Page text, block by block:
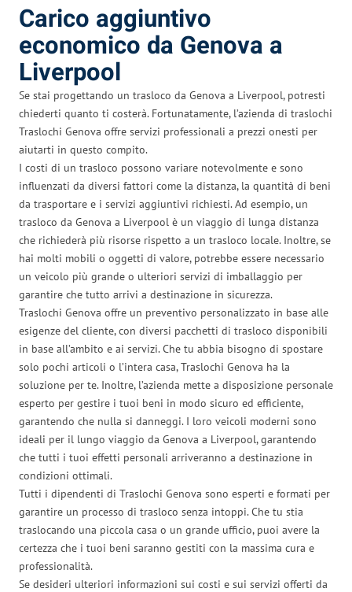
Carico aggiuntivo
economico da Genova a
Liverpool
Se stai progettando un trasloco da Genova a Liverpool, potresti
chiederti quanto ti costerà. Fortunatamente, l’azienda di traslochi
Traslochi Genova offre servizi professionali a prezzi onesti per
aiutarti in questo compito.
I costi di un trasloco possono variare notevolmente e sono
influenzati da diversi fattori come la distanza, la quantità di beni
da trasportare e i servizi aggiuntivi richiesti. Ad esempio, un
trasloco da Genova a Liverpool è un viaggio di lunga distanza
che richiederà più risorse rispetto a un trasloco locale. Inoltre, se
hai molti mobili o oggetti di valore, potrebbe essere necessario
un veicolo più grande o ulteriori servizi di imballaggio per
garantire che tutto arrivi a destinazione in sicurezza.
Traslochi Genova offre un preventivo personalizzato in base alle
esigenze del cliente, con diversi pacchetti di trasloco disponibili
in base all’ambito e ai servizi. Che tu abbia bisogno di spostare
solo pochi articoli o l’intera casa, Traslochi Genova ha la
soluzione per te. Inoltre, l’azienda mette a disposizione personale
esperto per gestire i tuoi beni in modo sicuro ed efficiente,
garantendo che nulla si danneggi. I loro veicoli moderni sono
ideali per il lungo viaggio da Genova a Liverpool, garantendo
che tutti i tuoi effetti personali arriveranno a destinazione in
condizioni ottimali.
Tutti i dipendenti di Traslochi Genova sono esperti e formati per
garantire un processo di trasloco senza intoppi. Che tu stia
traslocando una piccola casa o un grande ufficio, puoi avere la
certezza che i tuoi beni saranno gestiti con la massima cura e
professionalità.
Se desideri ulteriori informazioni sui costi e sui servizi offerti da